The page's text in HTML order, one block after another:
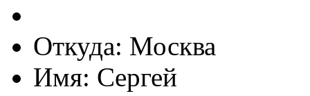
Откуда: Москва
Имя: Сергей